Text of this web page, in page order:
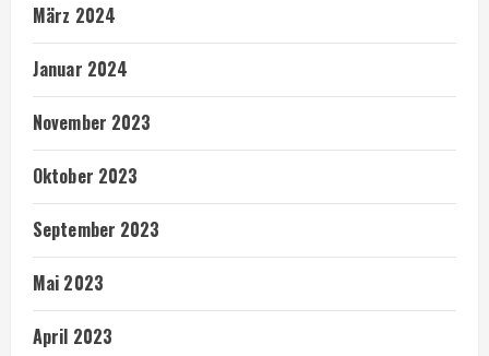
März 2024
Januar 2024
November 2023
Oktober 2023
September 2023
Mai 2023
April 2023